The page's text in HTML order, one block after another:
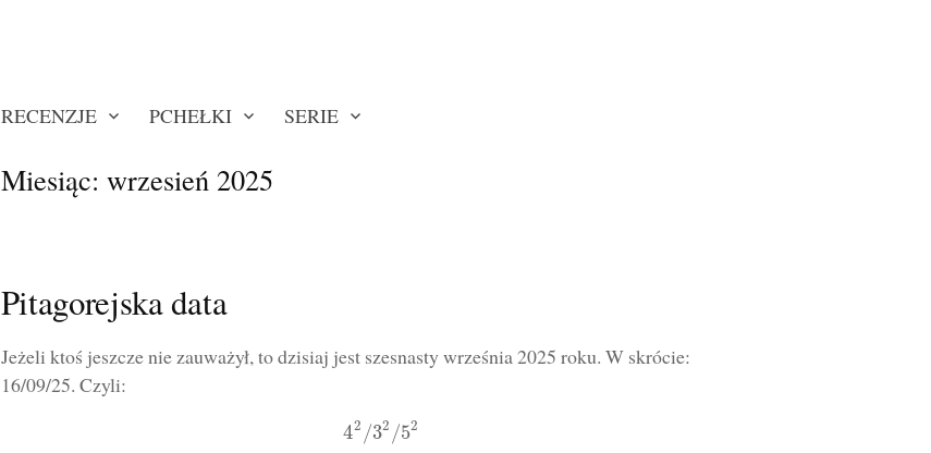
RECENZJE PCHEŁKI SERIE
Miesiąc: wrzesień 2025
Pitagorejska data
Jeżeli ktoś jeszcze nie zauważył, to dzisiaj jest szesnasty września 2025 roku. W skrócie:
16/09/25. Czyli:
42 /32 /52